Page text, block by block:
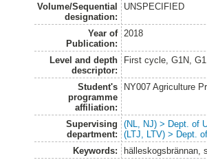
Volume/Sequential
designation:
UNSPECIFIED
Year of
Publication:
2018
Level and depth
descriptor:
First cycle, G1N,
Student's
programme
affiliation:
NY007 Agriculture
Supervising
department:
(NL, NJ) > Dept. of
(LTJ, LTV) > Dept.
Keywords:
hälleskogsbrännan,